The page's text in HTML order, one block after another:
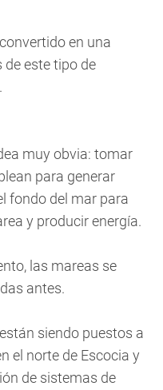
en una
de este tipo de
muy obvia: tomar
para generar
fondo del mar para
y producir energía.
las mareas se
antes.
siendo puestos a
el norte de Escocia y
de sistemas de